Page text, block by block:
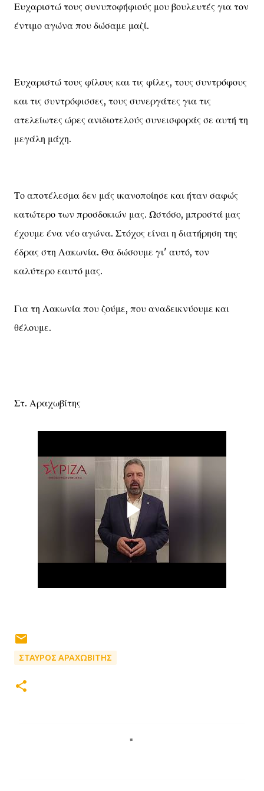
Ευχαριστώ τους συνυποφήφιούς μου βουλευτές για τον
έντιμο αγώνα που δώσαμε μαζί.
Ευχαριστώ τους φίλους και τις φίλες, τους συντρόφους
και τις συντρόφισσες, τους συνεργάτες για τις
ατελείωτες ώρες ανιδιοτελούς συνεισφοράς σε αυτή τη
μεγάλη μάχη.
Το αποτέλεσμα δεν μάς ικανοποίησε και ήταν σαφώς
κατώτερο των προσδοκιών μας. Ωστόσο, μπροστά μας
έχουμε ένα νέο αγώνα. Στόχος είναι η διατήρηση της
έδρας στη Λακωνία. Θα δώσουμε γι' αυτό, τον
καλύτερο εαυτό μας.
Για τη Λακωνία που ζούμε, που αναδεικνύουμε και
θέλουμε.
Στ. Αραχωβίτης
ΣΤΑΥΡΟΣ ΑΡΑΧΩΒΙΤΗΣ